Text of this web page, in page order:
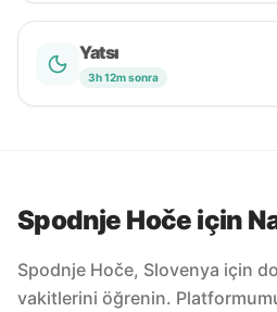
Yatsı
3h 12m sonra
Spodnje Hoče için
Spodnje Hoče, Slovenya için
vakitlerini öğrenin.